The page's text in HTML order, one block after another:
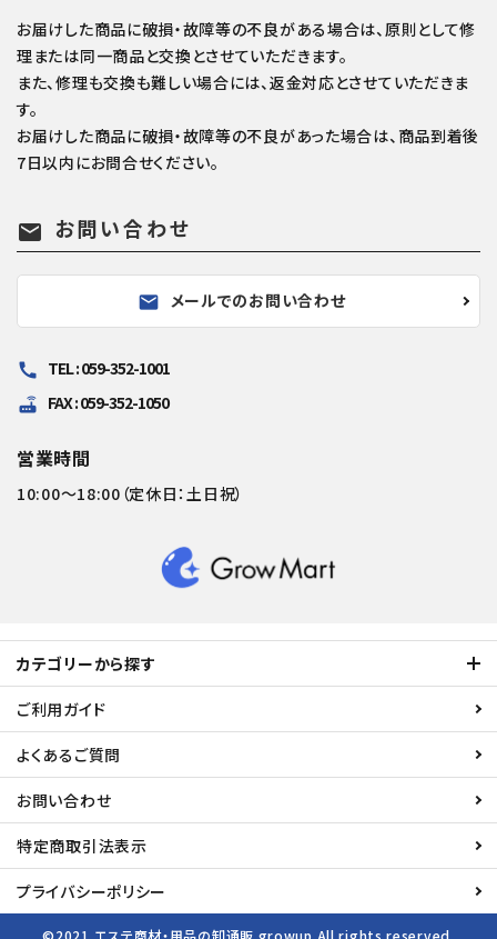
お届けした商品に破損・故障等の不良がある場合は、原則として修
理または同一商品と交換とさせていただきます。
また、修理も交換も難しい場合には、返金対応とさせていただきま
す。
お届けした商品に破損・故障等の不良があった場合は、商品到着後
7日以内にお問合せください。
mail お問い合わせ
mail メールでのお問い合わせ
call TEL : 059-352-1001
router FAX : 059-352-1050
営業時間
10:00～18:00（定休日：土日祝）
カテゴリーから探す
ご利用ガイド
よくあるご質問
お問い合わせ
特定商取引法表示
プライバシーポリシー